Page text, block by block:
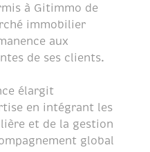
à Gitimmo de
immobilier
aux
de ses clients.
élargit
en intégrant les
et de la gestion
global